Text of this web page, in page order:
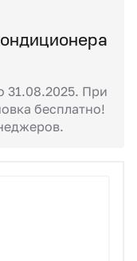
31.08.2025. При
бесплатно!